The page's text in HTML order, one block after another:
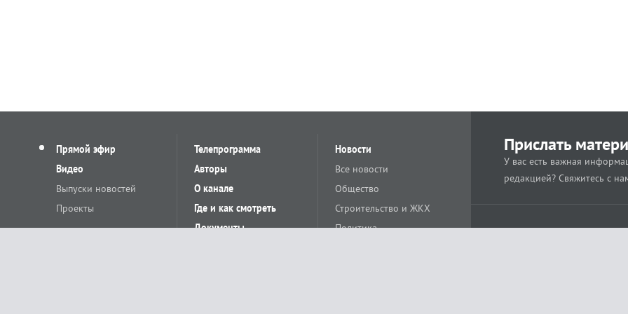
Прямой эфир
Видео
Выпуски новостей
Проекты
Телепрограмма
Авторы
О канале
Где и как смотреть
Документы
Новости
Все новости
Общество
Строительство и ЖКХ
Политика
Прислать
У вас есть важная
редакцией? Свяжитесь с